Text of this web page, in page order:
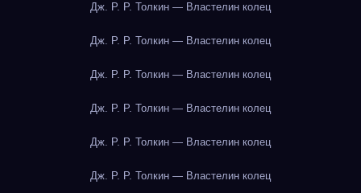
Дж. Р. Р. Толкин — Властелин колец
Дж. Р. Р. Толкин — Властелин колец
Дж. Р. Р. Толкин — Властелин колец
Дж. Р. Р. Толкин — Властелин колец
Дж. Р. Р. Толкин — Властелин колец
Дж. Р. Р. Толкин — Властелин колец